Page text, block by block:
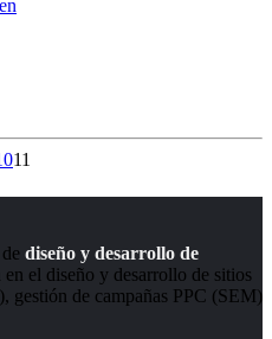
11
diseño y desarrollo de
el diseño y desarrollo de sitios
gestión de campañas PPC (SEM)